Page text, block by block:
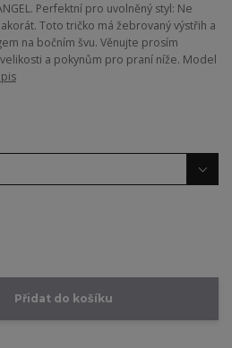
Perfektní pro uvolněný styl: Ne
Toto tričko má žebrovaný výstřih a
na bočním švu. Věnujte prosím
a pokynům pro praní níže. Model
Přidat do košíku